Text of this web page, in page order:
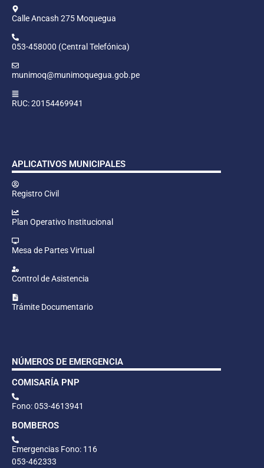
Calle Ancash 275 Moquegua
053-458000 (Central Telefónica)
munimoq@munimoquegua.gob.pe
RUC: 20154469941
APLICATIVOS MUNICIPALES
Registro Civil
Plan Operativo Institucional
Mesa de Partes Virtual
Control de Asistencia
Trámite Documentario
NÚMEROS DE EMERGENCIA
COMISARÍA PNP
Fono: 053-4613941
BOMBEROS
Emergencias Fono: 116
053-462333